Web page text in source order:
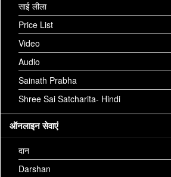
साई लीला
Price List
Video
Audio
Sainath Prabha
Shree Sai Satcharita- Hindi
ऑनलाइन सेवाएं
दान
Darshan
kakad arti 07.10.18 (2).jpg
Aarti Name:
Madhyan Arati
Image: